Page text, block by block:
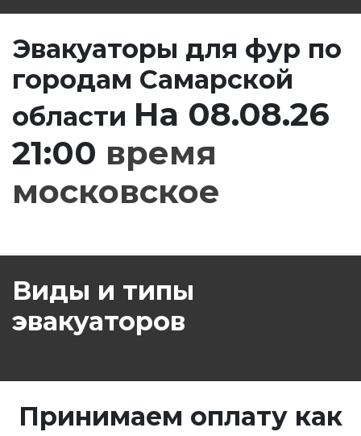
Эвакуаторы для фур по
городам Самарской
области На 08.08.26
21:00 время
московское
Виды и типы
эвакуаторов
Принимаем оплату как